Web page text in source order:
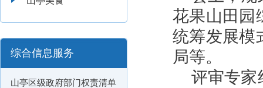
综合信息服务
山亭区级政府部门权责清单
花果山田园
统筹发展模
局等。
评审专家